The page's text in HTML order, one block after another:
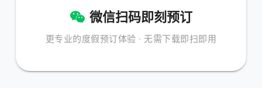
微信扫码即刻预订
更专业的度假预订体验 · 无需下载即扫即用